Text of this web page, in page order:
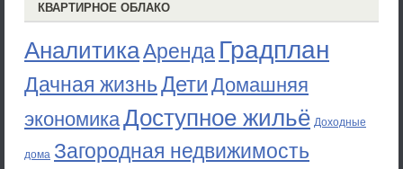
КВАРТИРНОЕ ОБЛАКО
АналитикаАренда Градплан
Дачная жизньДети Домашняя
экономикаДоступное жильё Доходные
дома Загородная недвижимость